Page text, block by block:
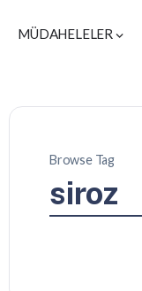
MÜDAHELELER
Browse Tag
siroz